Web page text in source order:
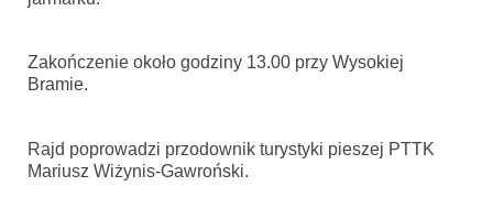
Zakończenie około godziny 13.00 przy Wysokiej
Bramie.
Rajd poprowadzi przodownik turystyki pieszej PTTK
Mariusz Wiżynis-Gawroński.